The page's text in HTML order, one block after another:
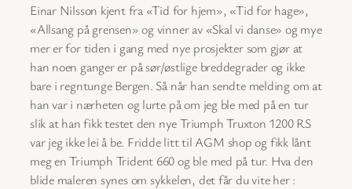
Einar Nilsson kjent fra «Tid for hjem», «Tid for hage»,
«Allsang på grensen» og vinner av «Skal vi danse» og mye
mer er for tiden i gang med nye prosjekter som gjør at
han noen ganger er på sør/østlige breddegrader og ikke
bare i regntunge Bergen. Så når han sendte melding om at
han var i nærheten og lurte på om jeg ble med på en tur
slik at han fikk testet den nye Triumph Truxton 1200 RS
var jeg ikke lei å be. Fridde litt til AGM shop og fikk lånt
meg en Triumph Trident 660 og ble med på tur. Hva den
blide maleren synes om sykkelen, det får du vite her :